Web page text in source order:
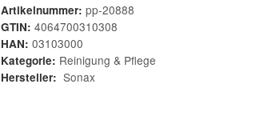
Artikelnummer: pp-20888
GTIN: 4064700310308
HAN: 03103000
Kategorie: Reinigung & Pflege
Hersteller: Sonax